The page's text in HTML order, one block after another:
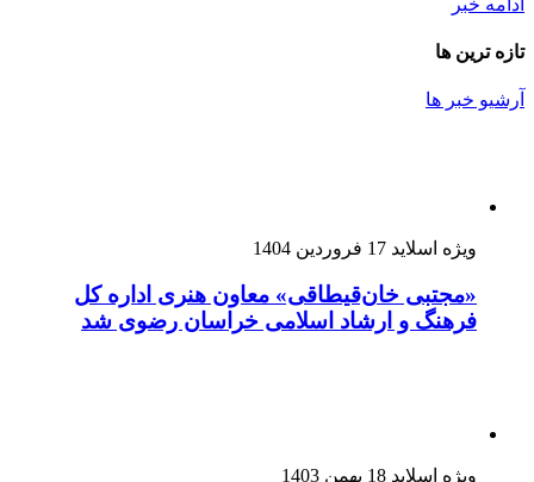
تازه ترین ها
آرشیو خبر ها
ویژه اسلاید 17 فروردین 1404
«مجتبی خان‌قیطاقی» معاون هنری اداره کل
فرهنگ و ارشاد اسلامی خراسان رضوی شد
ویژه اسلاید 18 بهمن 1403